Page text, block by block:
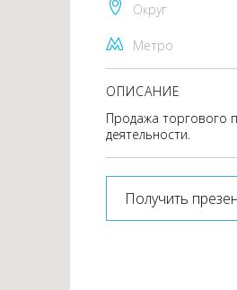
Округ
Метро
ОПИСАНИЕ
Продажа торгового
деятельности.
Получить